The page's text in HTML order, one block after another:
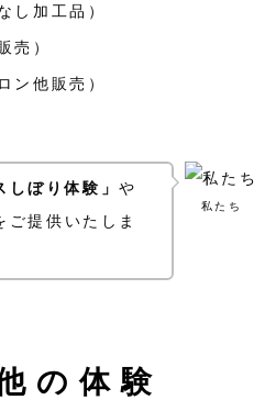
し加工品）
売）
ン他販売）
私たち
しぼり体験」や
ご提供いたしま
の体験